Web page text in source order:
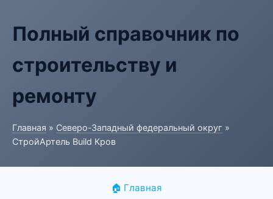
Полный справочник по
строительству и
ремонту
Главная » Северо-Западный федеральный округ »
СтройАртель Build Кров
🏠 Главная